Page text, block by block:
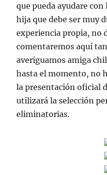
que pueda ayudare
hija que debe ser muy
experiencia propia, no
comentaremos aquí
averiguamos amiga
hasta el momento, no
la presentación oficial
utilizará la selección
eliminatorias.